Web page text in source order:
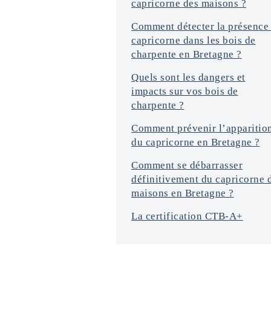
*
capricorne des maisons ?
Comment détecter la présence
capricorne dans les bois de
charpente en Bretagne ?
Quels sont les dangers et
impacts sur vos bois de
charpente ?
Comment prévenir
du capricorne en Bretagne ?
Comment se débarrasser
définitivement du capricorne
maisons en Bretagne ?
La certification CTB-A+